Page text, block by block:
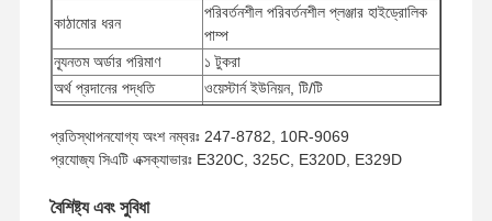
কাঠামোর ধরন
পরিবর্তনশীল পরিবর্তনশীল প্লঞ্জার হাইড্রোলিক
পাম্প
ন্যূনতম অর্ডার পরিমাণ
১ টুকরা
অর্থ প্রদানের পদ্ধতি
ওয়েস্টার্ন ইউনিয়ন, টি/টি
প্রতিস্থাপনযোগ্য অংশ নম্বরঃ 247-8782, 10R-9069
প্রযোজ্য সিএটি এক্সক্যাভারঃ E320C, 325C, E320D, E329D
বৈশিষ্ট্য এবং সুবিধা